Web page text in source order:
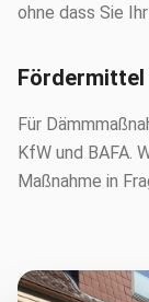
ohne dass Sie
Fördermittel
Für
KfW und BAFA.
Maßnahme in